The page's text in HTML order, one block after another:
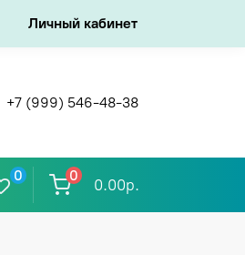
Личный кабинет
+7 (999) 546-48-38
0 0
0.00р.